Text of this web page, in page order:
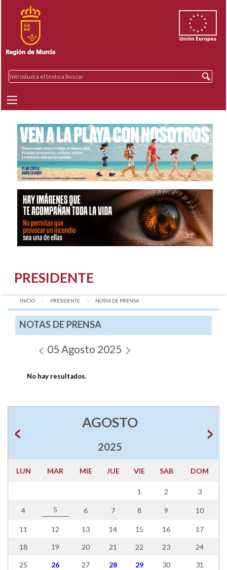
PRESIDENTE
INICIO PRESIDENTE AQUÍ:
NOTAS DE PRENSA
NOTAS DE PRENSA
05 Agosto 2025
No hay resultados.
AGOSTO
2025
LUN MAR MIE JUE VIE SAB DOM
1 2 3
4 5 6 7 8 9 10
11 12 13 14 15 16 17
18 19 20 21 22 23 24
25 26 27 28 29 30 31